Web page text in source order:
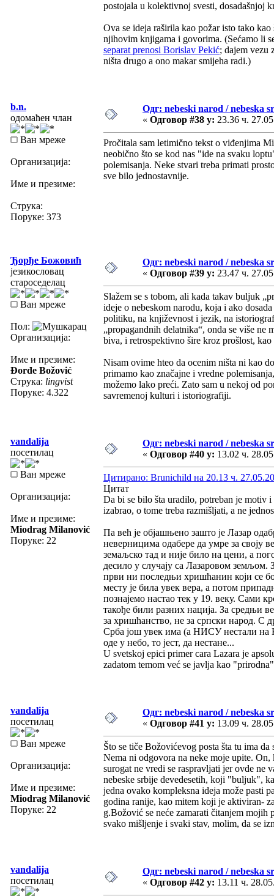
postojala u kolektivnoj svesti, dosadašnjoj
Ova se ideja raširila kao požar isto tako
njihovim knjigama i govorima. (Sećamo li
separat prenosi Borislav Pekić; dajem vezu
ništa drugo a ono makar smijeha radi.)
b.n.
одомаћен члан
Ван мреже
Организација:
Име и презиме:
Струка:
Поруке: 373
Одг: nebeski narod / nebeska
« Одговор #38 у: 23.36 ч.
Pročitala sam letimično tekst o viđenjima
neobično što se kod nas "ide na svaku
polemisanja. Neke stvari treba primati
sve bilo jednostavnije.
Ђорђе Божовић
језикословац
староседелац
Ван мреже
Пол:
Организација:
Име и презиме:
Đorđe Božović
Струка: lingvist
Поруке: 4.322
Одг: nebeski narod / nebeska
« Одговор #39 у: 23.47 ч.
Slažem se s tobom, ali kada takav buljuk
ideje o nebeskom narodu, koja i ako
politiku, na književnost i jezik, na
„propagandnih delatnika“, onda se više
biva, i retrospektivno šire kroz prošlost,
Nisam ovime hteo da ocenim ništa ni kao
primamo kao značajne i vredne
možemo lako preći. Zato sam u nekoj od
savremenoj kulturi i istoriografiji.
vandalija
посетилац
Ван мреже
Организација:
Име и презиме:
Miodrag Milanović
Поруке: 22
Одг: nebeski narod / nebeska
« Одговор #40 у: 13.02 ч.
Цитирано: Brunichild на 20.13 ч.
Цитат
Da bi se bilo šta uradilo, potreban je motiv
izabrao, o tome treba razmišljati, a ne
Па већ је објашњено зашто је Лазар
неверницима одабере да умре за своју
земаљско тад и није било на цени, а
десило у случају са Лазаровом земљом.
први ни последњи хришћанин који се
месту је била увек вера, а потом
познајемо настао тек у 19. веку. Сами
такође били разних нација. За средњи
за хришћанство, не за српски народ. С
Срба још увек има (а НИСУ нестали на
оде у небо, то јест, да нестане...
U svetskoj epici primer cara Lazara je
zadatom temom već se javlja kao
vandalija
посетилац
Ван мреже
Организација:
Име и презиме:
Miodrag Milanović
Поруке: 22
Одг: nebeski narod / nebeska
« Одговор #41 у: 13.09 ч.
Što se tiče Božovićevog posta šta tu ima
Nema ni odgovora na neke moje upite.
surogat ne vredi se raspravljati jer ovde ne
nebeske srbije devedesetih, koji "buljuk",
jedna ovako kompleksna ideja može pasti
godina ranije, kao mitem koji je aktiviran-
g.Božović se neće zamarati čitanjem mojih
svako mišljenje i svaki stav, molim, da se
vandalija
посетилац
Одг: nebeski narod / nebeska
« Одговор #42 у: 13.11 ч.